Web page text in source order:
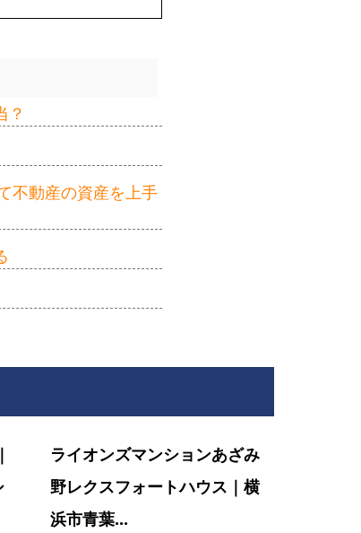
？
不動産の資産を上手
ライオンズマンションあざみ
野レクスフォートハウス｜横
浜市青葉...